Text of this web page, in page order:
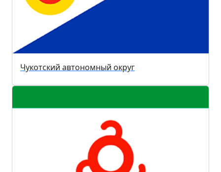
Чукотский автономный округ